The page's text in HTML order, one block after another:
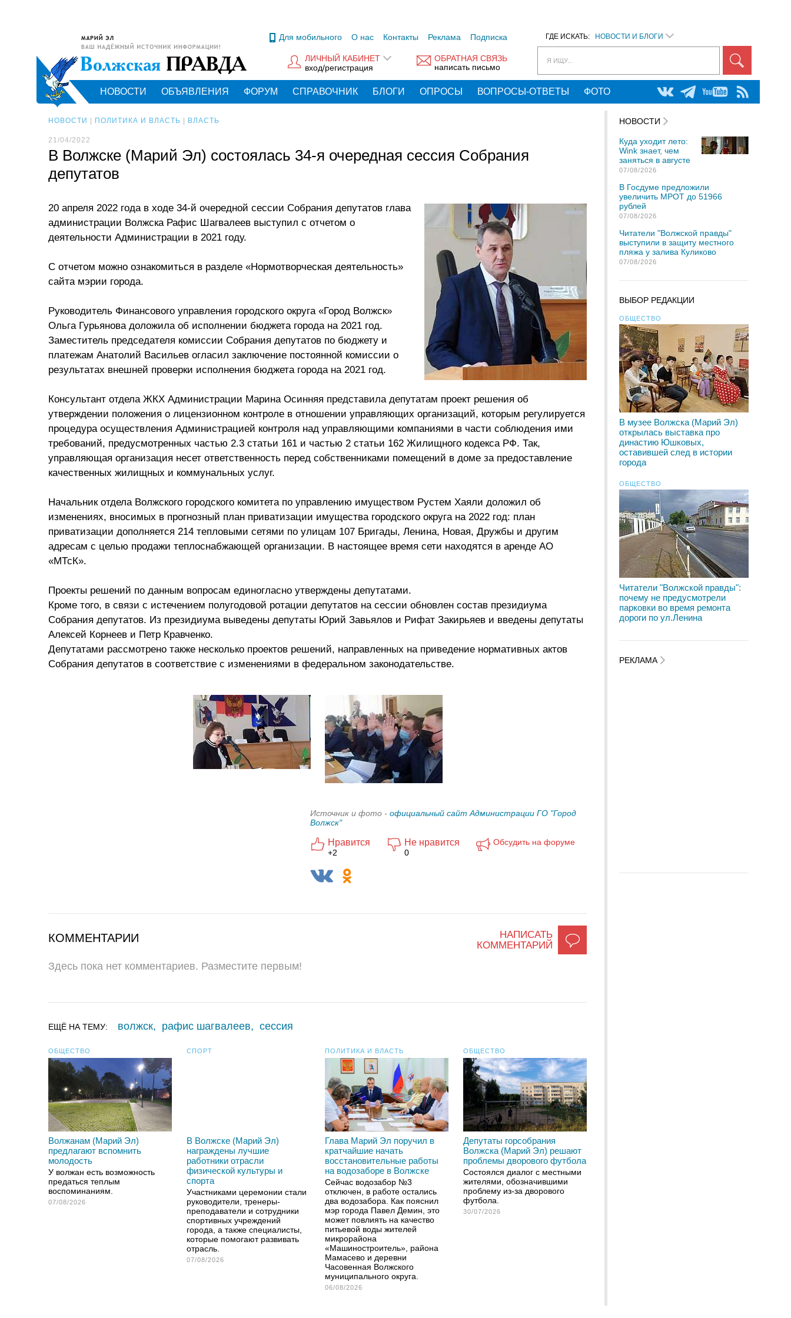
ГДЕ ИСКАТЬ: НОВОСТИ И БЛОГИ
Я ИЩУ...
Для мобильного О нас Контакты Реклама Подписка
ОБРАТНАЯ СВЯЗЬ
написать письмо
ЛИЧНЫЙ КАБИНЕТ
вход/регистрация
НОВОСТИ ОБЪЯВЛЕНИЯ ФОРУМ СПРАВОЧНИК БЛОГИ ОПРОСЫ ВОПРОСЫ-ОТВЕТЫ ФОТО
НОВОСТИ ПОЛИТИКА И ВЛАСТЬ ВЛАСТЬ
21/04/2022
В Волжске (Марий Эл) состоялась 34-я очередная сессия Собрания
депутатов
20 апреля 2022 года в ходе 34-й очередной сессии Собрания депутатов глава
администрации Волжска Рафис Шагвалеев выступил с отчетом о
деятельности Администрации в 2021 году.
С отчетом можно ознакомиться в разделе «Нормотворческая деятельность»
сайта мэрии города.
Руководитель Финансового управления городского округа «Город Волжск»
Ольга Гурьянова доложила об исполнении бюджета города на 2021 год.
Заместитель председателя комиссии Собрания депутатов по бюджету и
платежам Анатолий Васильев огласил заключение постоянной комиссии о
результатах внешней проверки исполнения бюджета города на 2021 год.
Консультант отдела ЖКХ Администрации Марина Осинняя представила депутатам проект решения об
утверждении положения о лицензионном контроле в отношении управляющих организаций, которым регулируется
процедура осуществления Администрацией контроля над управляющими компаниями в части соблюдения ими
требований, предусмотренных частью 2.3 статьи 161 и частью 2 статьи 162 Жилищного кодекса РФ. Так,
управляющая организация несет ответственность перед собственниками помещений в доме за предоставление
качественных жилищных и коммунальных услуг.
Начальник отдела Волжского городского комитета по управлению имуществом Рустем Хаяли доложил об
изменениях, вносимых в прогнозный план приватизации имущества городского округа на 2022 год: план
приватизации дополняется 214 тепловыми сетями по улицам 107 Бригады, Ленина, Новая, Дружбы и другим
адресам с целью продажи теплоснабжающей организации. В настоящее время сети находятся в аренде АО
«МТсК».
Проекты решений по данным вопросам единогласно утверждены депутатами.
Кроме того, в связи с истечением полугодовой ротации депутатов на сессии обновлен состав президиума
Собрания депутатов. Из президиума выведены депутаты Юрий Завьялов и Рифат Закирьяев и введены депутаты
Алексей Корнеев и Петр Кравченко.
Депутатами рассмотрено также несколько проектов решений, направленных на приведение нормативных актов
Собрания депутатов в соответствие с изменениями в федеральном законодательстве.
Источник и фото - официальный сайт Администрации ГО "Город
Волжск"
Нравится
+2
Не нравится
0
Обсудить на форуме
НАПИСАТЬ
КОММЕНТАРИЙ
КОММЕНТАРИИ
Здесь пока нет комментариев. Разместите первым!
ЕЩЁ НА ТЕМУ: волжск, рафис шагвалеев, сессия
ОБЩЕСТВО
Волжанам (Марий Эл)
предлагают вспомнить
молодость
У волжан есть возможность
предаться теплым
воспоминаниям.
07/08/2026
СПОРТ
В Волжске (Марий Эл)
награждены лучшие
работники отрасли
физической культуры и
спорта
Участниками церемонии стали
руководители, тренеры-
преподаватели и сотрудники
спортивных учреждений
города, а также специалисты,
которые помогают развивать
отрасль.
07/08/2026
ПОЛИТИКА И ВЛАСТЬ
Глава Марий Эл поручил в
кратчайшие начать
восстановительные работы
на водозаборе в Волжске
Сейчас водозабор №3
отключен, в работе остались
два водозабора. Как пояснил
мэр города Павел Демин, это
может повлиять на качество
питьевой воды жителей
микрорайона
«Машиностроитель», района
Мамасево и деревни
Часовенная Волжского
муниципального округа.
06/08/2026
ОБЩЕСТВО
Депутаты горсобрания
Волжска (Марий Эл) решают
проблемы дворового футбола
Состоялся диалог с местными
жителями, обозначившими
проблему из-за дворового
футбола.
30/07/2026
НОВОСТИ
Куда уходит лето:
Wink знает, чем
заняться в августе
07/08/2026
В Госдуме предложили
увеличить МРОТ до 51966
рублей
07/08/2026
Читатели "Волжской правды"
выступили в защиту местного
пляжа у залива Куликово
07/08/2026
ВЫБОР РЕДАКЦИИ
ОБЩЕСТВО
В музее Волжска (Марий Эл)
открылась выставка про
династию Юшковых,
оставившей след в истории
города
ОБЩЕСТВО
Читатели "Волжской правды":
почему не предусмотрели
парковки во время ремонта
дороги по ул.Ленина
РЕКЛАМА